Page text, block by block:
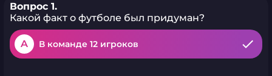
Вопрос 1.
Какой факт о футболе был придуман?
A В команде 12 игроков